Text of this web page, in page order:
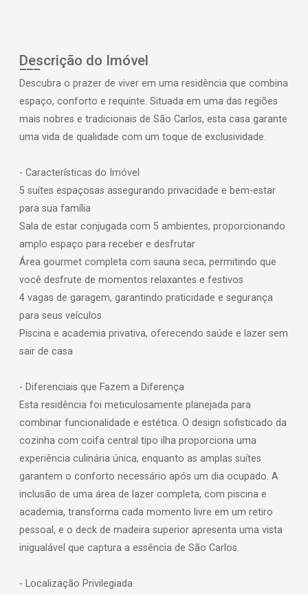
Descrição do Imóvel
Descubra o prazer de viver em uma residência que combina
espaço, conforto e requinte. Situada em uma das regiões
mais nobres e tradicionais de São Carlos, esta casa garante
uma vida de qualidade com um toque de exclusividade.
- Características do Imóvel
5 suítes espaçosas assegurando privacidade e bem-estar
para sua família
Sala de estar conjugada com 5 ambientes, proporcionando
amplo espaço para receber e desfrutar
Área gourmet completa com sauna seca, permitindo que
você desfrute de momentos relaxantes e festivos
4 vagas de garagem, garantindo praticidade e segurança
para seus veículos
Piscina e academia privativa, oferecendo saúde e lazer sem
sair de casa
- Diferenciais que Fazem a Diferença
Esta residência foi meticulosamente planejada para
combinar funcionalidade e estética. O design sofisticado da
cozinha com coifa central tipo ilha proporciona uma
experiência culinária única, enquanto as amplas suítes
garantem o conforto necessário após um dia ocupado. A
inclusão de uma área de lazer completa, com piscina e
academia, transforma cada momento livre em um retiro
pessoal, e o deck de madeira superior apresenta uma vista
inigualável que captura a essência de São Carlos.
- Localização Privilegiada